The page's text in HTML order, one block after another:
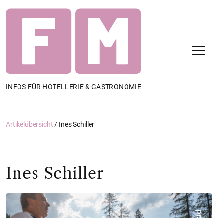
INFOS FÜR HOTELLERIE & GASTRONOMIE
Artikelübersicht / Ines Schiller
Ines Schiller